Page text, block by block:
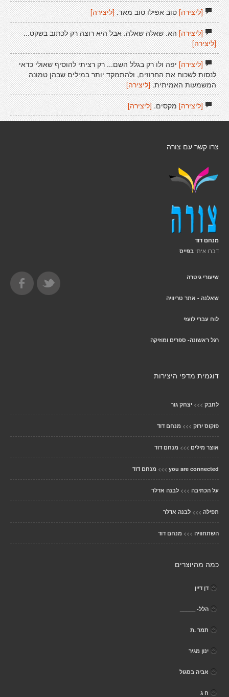
[ליצירה]טוב אפילו טוב מאד. [ליצירה]
[ליצירה]הא. שאלה שאלה. אבל היא רוצה רק לכתוב בשקט...
[ליצירה]
[ליצירה]יפה ולו רק בגלל השם... רק רציתי להוסיף שאולי כדאי
לנסות לשכוח את החרוזים, ולהתמקד יותר במילים שבהן טמונה
המשמעות האמיתית. [ליצירה]
[ליצירה]מקסים.[ליצירה]
צרו קשר עם צורה
מנחם דוד
דברו איתי בפייס
שיעורי גיטרה
שאלנה - אתר טריוויה
לוח עברי לועזי
רגל ראשונה- ספרים ומוזיקה
דוגמית מדפי היצירות
לחבק >>> יצחק גור
פוקוס ירוק >>> מנחם דוד
אוצר מילים >>> מנחם דוד
you are connected
>>> מנחם דוד
על הכתיבה >>> לבנה אדלר
תפילה >>> לבנה אדלר
השתחוויה >>> מנחם דוד
כמה מהיוצרים
דן דיין
הלל- _____
תמר .ת
ינון מגיר
אביה בסגול
ח ג